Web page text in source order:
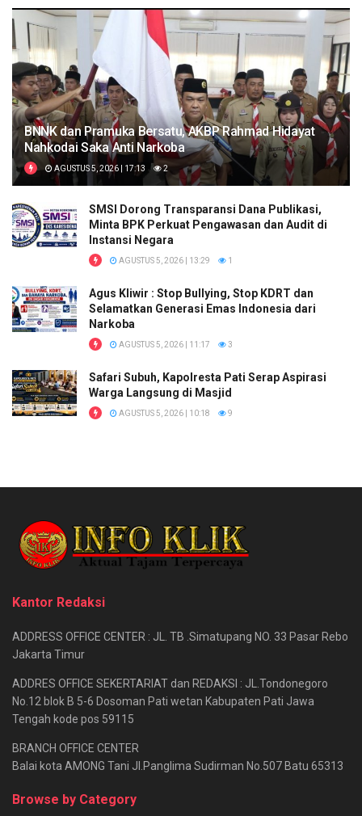
BNNK dan Pramuka Bersatu, AKBP Rahmad Hidayat
Nahkodai Saka Anti Narkoba
AGUSTUS 5, 2026 | 17:13 2
SMSI Dorong Transparansi Dana Publikasi,
Minta BPK Perkuat Pengawasan dan Audit di
Instansi Negara
AGUSTUS 5, 2026 | 13:29 1
Agus Kliwir : Stop Bullying, Stop KDRT dan
Selamatkan Generasi Emas Indonesia dari
Narkoba
AGUSTUS 5, 2026 | 11:17 3
Safari Subuh, Kapolresta Pati Serap Aspirasi
Warga Langsung di Masjid
AGUSTUS 5, 2026 | 10:18 9
Kantor Redaksi
ADDRESS OFFICE CENTER : JL. TB .Simatupang NO. 33 Pasar Rebo
Jakarta Timur
ADDRES OFFICE SEKERTARIAT dan REDAKSI : JL.Tondonegoro
No.12 blok B 5-6 Dosoman Pati wetan Kabupaten Pati Jawa
Tengah kode pos 59115
BRANCH OFFICE CENTER
Balai kota AMONG Tani Jl.Panglima Sudirman No.507 Batu 65313
Browse by Category